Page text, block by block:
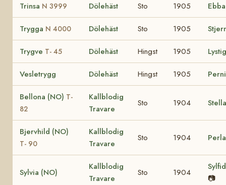
Trinsa N 3999 Dölehäst Sto 1905 Ebba
Trygga N 4000 Dölehäst Sto 1905
Trygve T- 45 Dölehäst Hingst 1905
Vesletrygg Dölehäst Hingst 1905
Bellona (NO) T-
82
Kallblodig
Travare
Sto 1904 Stella
Bjervhild (NO)
T- 90
Kallblodig
Travare
Sto 1904
Sylvia (NO)
Kallblodig
Travare
Sto 1904
📷